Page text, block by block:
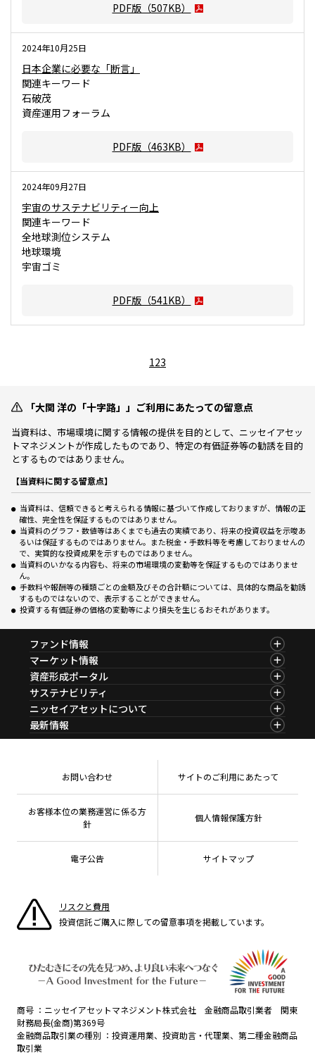
PDF版（507KB）
2024年10月25日
日本企業に必要な「断言」
関連キーワード
石破茂
資産運用フォーラム
PDF版（463KB）
2024年09月27日
宇宙のサステナビリティー向上
関連キーワード
全地球測位システム
地球環境
宇宙ゴミ
PDF版（541KB）
123
「大関 洋の「十字路」」ご利用にあたっての留意点
当資料は、市場環境に関する情報の提供を目的として、ニッセイアセッ
トマネジメントが作成したものであり、特定の有価証券等の勧誘を目的
とするものではありません。
【当資料に関する留意点】
当資料は、信頼できると考えられる情報に基づいて作成しておりますが、情報の正
確性、完全性を保証するものではありません。
当資料のグラフ・数値等はあくまでも過去の実績であり、将来の投資収益を示唆あ
るいは保証するものではありません。また税金・手数料等を考慮しておりませんの
で、実質的な投資成果を示すものではありません。
当資料のいかなる内容も、将来の市場環境の変動等を保証するものではありませ
ん。
手数料や報酬等の種類ごとの金額及びその合計額については、具体的な商品を勧誘
するものではないので、表示することができません。
投資する有価証券の価格の変動等により損失を生じるおそれがあります。
ファンド情報
ファンド情報TOP
基準価額一覧
ファンド検索
ファンド比較
決算カレンダー
海外休日カレンダー
投資信託新商品のご案内
ちょこっと3分！ファンドシアター
有価証券届出書の効力の発生の有無について
こだわりのインデックスファンド 購入・換金手数料
なしシリーズ
確定拠出年金について
マーケット情報
マーケット情報TOP
マーケット指数
マーケットレポート
コラム
ファンドレポート
資産形成ポータル
資産形成ポータルTOP
資産形成サービス
Nダイレクト
資産形成サポート
NAMシティ
お問い合わせ
よくあるご質問
サステナビリティ
サステナビリティTOP
サステナビリティ経営
サステナブル投資
ニッセイアセットについて
ニッセイアセットについてTOP
会社情報
方針・その他開示情報
公式キャラクターのご紹介
最新情報
マーケットニュース
メディアお問い合わせ サイトのご利用にあたって
お客様本位の業務運営に係る方
針
個人情報保護方針
電子公告 サイトマップ
リスクと費用
投資信託ご購入に際しての留意事項を掲載しています。
商号
ニッセイアセットマネジメント株式会社 金融商品取引業者 関東
財務局長(金商)第369号
金融商品取引業の種別
投資運用業、投資助言・代理業、第二種金融商品
取引業